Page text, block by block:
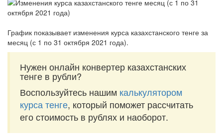
График показывает изменения курса казахстанского тенге за
месяц (с 1 по 31 октября 2021 года).
Нужен онлайн конвертер казахстанских
тенге в рубли?
Воспользуйтесь нашим калькулятором
курса тенге, который поможет рассчитать
его стоимость в рублях и наоборот.